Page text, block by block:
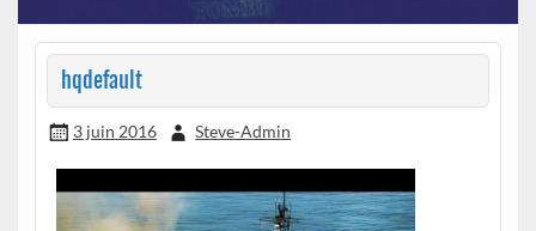
hqdefault
3 juin 2016 Steve-Admin